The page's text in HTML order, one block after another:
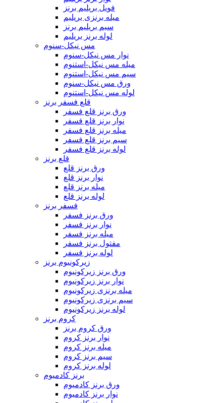
فویل بریلیم برنز
میله برنزی بریلیم
سیم بریلیم برنز
لوله برنز بریلیم
مس نیکل-سنوم
نوار مس نیکل-سنوم
میله مس نیکل-استنوم
سیم مس نیکل-استنوم
ورق مس نیکل-سنوم
لوله مس نیکل-استنوم
قلع فسفر برنز
ورق برنز قلع فسفر
نوار برنز قلع فسفر
میله برنز قلع فسفر
سیم برنز قلع فسفر
لوله برنز قلع فسفر
قلع برنز
ورق برنز قلع
نوار برنز قلع
میله برنز قلع
لوله برنز قلع
فسفر برنز
ورق برنز فسفر
نوار برنز فسفر
میله برنز فسفر
مفتول برنز فسفر
لوله برنز فسفر
زیرکونیوم برنز
ورق برنز زیرکونیوم
نوار برنز زیرکونیوم
میله برنزی زیرکونیوم
سیم برنزی زیرکونیوم
لوله برنز زیرکونیوم
کروم برنز
ورق کروم برنز
نوار برنز کروم
میله برنز کروم
سیم برنز کروم
لوله برنز کروم
برنز کادمیوم
ورق برنز کادمیوم
نوار برنز کادمیوم